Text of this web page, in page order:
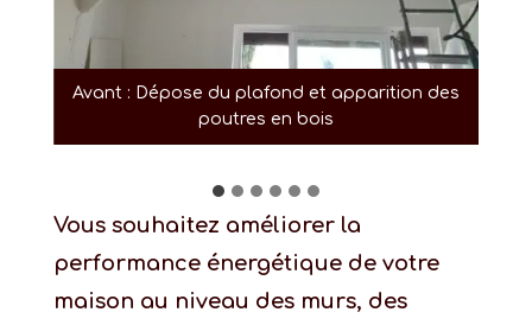
Avant : Dépose du plafond et apparition des
poutres en bois
Vous souhaitez améliorer la
performance énergétique de votre
maison au niveau des murs, des